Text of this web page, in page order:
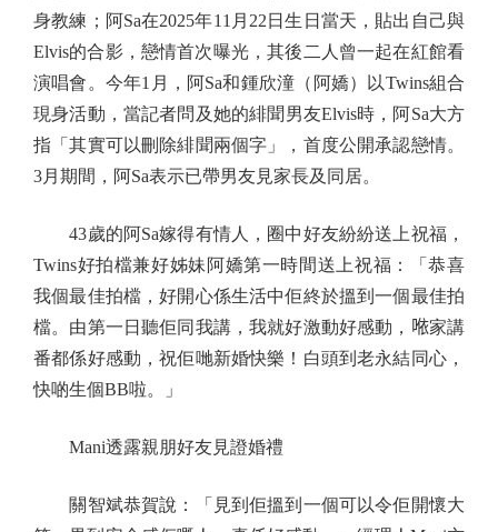
身教練；阿Sa在2025年11月22日生日當天，貼出自己與
Elvis的合影，戀情首次曝光，其後二人曾一起在紅館看
演唱會。今年1月，阿Sa和鍾欣潼（阿嬌）以Twins組合
現身活動，當記者問及她的緋聞男友Elvis時，阿Sa大方
指「其實可以刪除緋聞兩個字」，首度公開承認戀情。
3月期間，阿Sa表示已帶男友見家長及同居。
43歲的阿Sa嫁得有情人，圈中好友紛紛送上祝福，
Twins好拍檔兼好姊妹阿嬌第一時間送上祝福：「恭喜
我個最佳拍檔，好開心係生活中佢終於搵到一個最佳拍
檔。由第一日聽佢同我講，我就好激動好感動，𠵱家講
番都係好感動，祝佢哋新婚快樂！白頭到老永結同心，
快啲生個BB啦。」
Mani透露親朋好友見證婚禮
關智斌恭賀說：「見到佢搵到一個可以令佢開懷大